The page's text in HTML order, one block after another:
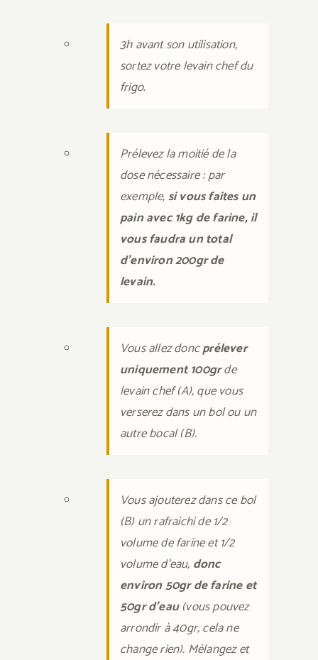
3h avant son utilisation,
sortez votre levain chef du
frigo.
Prélevez la moitié de la
dose nécessaire : par
exemple, si vous faites un
pain avec 1kg de farine, il
vous faudra un total
d’environ 200gr de
levain.
Vous allez doncprélever
uniquement 100grde
levain chef (A), que vous
verserez dans un bol ou un
autre bocal (B).
Vous ajouterez dans ce bol
(B) un rafraichi de 1/2
volume de farine et 1/2
volume d’eau, donc
environ 50gr de farine et
50gr d’eau(vous pouvez
arrondir à 40gr, cela ne
change rien). Mélangez et